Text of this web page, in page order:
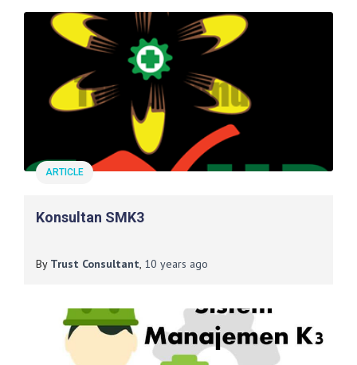
ARTICLE
Konsultan SMK3
By Trust Consultant, 10 years ago